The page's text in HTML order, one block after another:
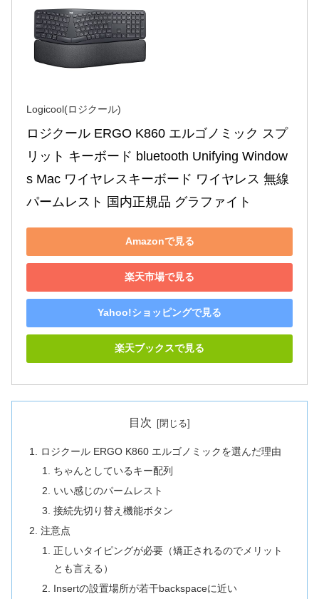
Logicool(ロジクール)
ロジクール ERGO K860 エルゴノミック スプ
リット キーボード bluetooth Unifying Window
s Mac ワイヤレスキーボード ワイヤレス 無線
パームレスト 国内正規品 グラファイト
Amazonで見る
楽天市場で見る
Yahoo!ショッピングで見る
楽天ブックスで見る
目次
ロジクール ERGO K860 エルゴノミックを選んだ理由
ちゃんとしているキー配列
いい感じのパームレスト
接続先切り替え機能ボタン
注意点
正しいタイピングが必要（矯正されるのでメリット
とも言える）
Insertの設置場所が若干backspaceに近い